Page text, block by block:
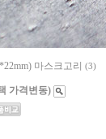
마스크고리 (3)
가격변동)